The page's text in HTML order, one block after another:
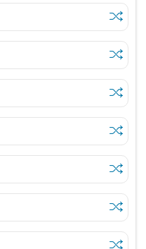
życzenie